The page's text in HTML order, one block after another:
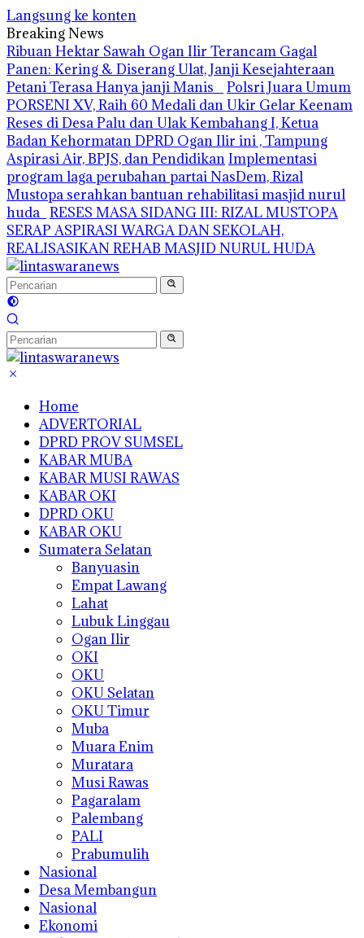
Langsung ke konten
Breaking News
Ribuan Hektar Sawah Ogan Ilir Terancam Gagal
Panen: Kering & Diserang Ulat, Janji Kesejahteraan
Petani Terasa Hanya janji Manis
Polsri Juara Umum
PORSENI XV, Raih 60 Medali dan Ukir Gelar Keenam
Reses di Desa Palu dan Ulak Kembahang I, Ketua
Badan Kehormatan DPRD Ogan Ilir ini , Tampung
Aspirasi Air, BPJS, dan PendidikanImplementasi
program laga perubahan partai NasDem, Rizal
Mustopa serahkan bantuan rehabilitasi masjid nurul
huda RESES MASA SIDANG III: RIZAL MUSTOPA
SERAP ASPIRASI WARGA DAN SEKOLAH,
REALISASIKAN REHAB MASJID NURUL HUDA
Home
ADVERTORIAL
DPRD PROV SUMSEL
KABAR MUBA
KABAR MUSI RAWAS
KABAR OKI
DPRD OKU
KABAR OKU
Sumatera Selatan
Banyuasin
Empat Lawang
Lahat
Lubuk Linggau
Ogan Ilir
OKI
OKU
OKU Selatan
OKU Timur
Muba
Muara Enim
Muratara
Musi Rawas
Pagaralam
Palembang
PALI
Prabumulih
Nasional
Desa Membangun
Nasional
Ekonomi